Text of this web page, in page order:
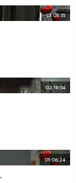
01:05:35
02:18:34
01:06:24